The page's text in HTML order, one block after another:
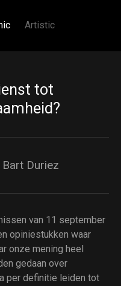
Artistic
tot
Duriez
van 11 september
opiniestukken waar
onze mening heel
gedaan over
per definitie leiden tot